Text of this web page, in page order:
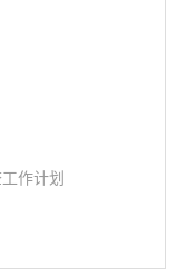
作计划